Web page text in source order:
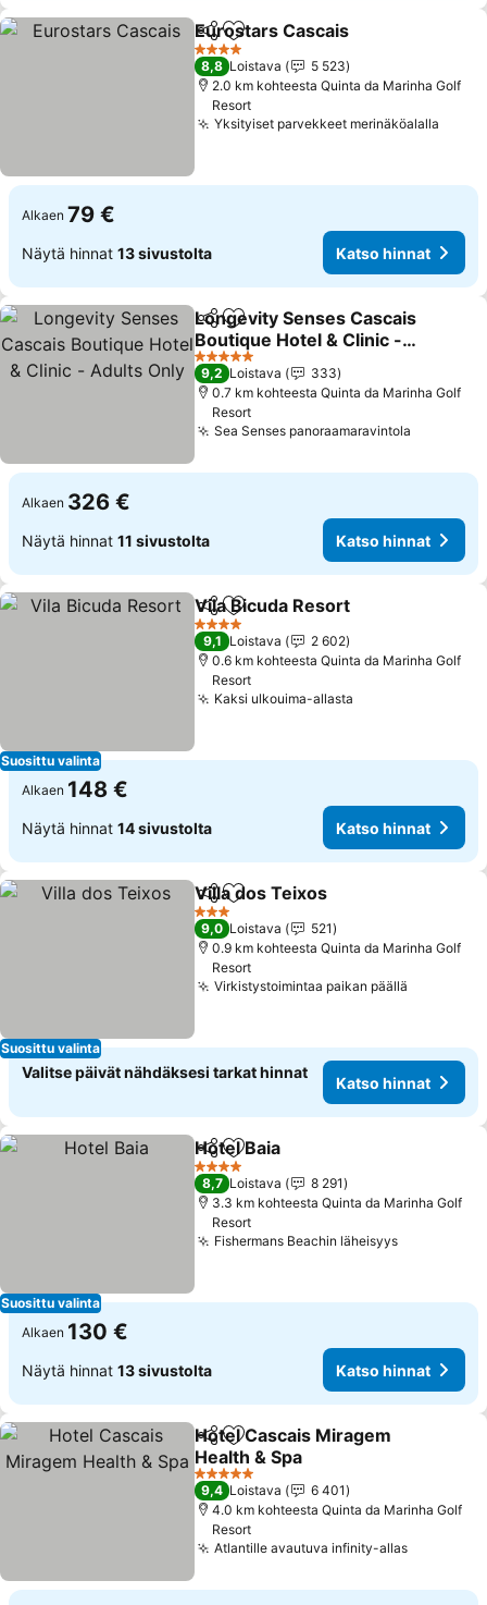
Jaa Lisää suosikkeihin
Eurostars Cascais
4 Tähtiluokitus
8,8 Loistava
5 523
2.0 km kohteesta Quinta da Marinha Golf
Resort
Yksityiset parvekkeet merinäköalalla
Alkaen 79 €
Näytä hinnat 13 sivustolta Katso hinnat
Jaa Lisää suosikkeihin
Longevity Senses Cascais
Boutique Hotel & Clinic -
Adults Only
Katso hinnat
5 Tähtiluokitus
9,2 Loistava
333
0.7 km kohteesta Quinta da Marinha Golf
Resort
Sea Senses panoraamaravintola
Alkaen 326 €
Näytä hinnat 11 sivustolta Katso hinnat
Suosittu valinta
Jaa Lisää suosikkeihin
Vila Bicuda Resort
4 Tähtiluokitus
9,1 Loistava
2 602
0.6 km kohteesta Quinta da Marinha Golf
Resort
Kaksi ulkouima-allasta
Alkaen 148 €
Näytä hinnat 14 sivustolta Katso hinnat
Suosittu valinta
Jaa Lisää suosikkeihin
Villa dos Teixos
3 Tähtiluokitus
9,0 Loistava
521
0.9 km kohteesta Quinta da Marinha Golf
Resort
Virkistystoimintaa paikan päällä
Valitse päivät nähdäksesi tarkat hinnat
Katso hinnat
Suosittu valinta
Jaa Lisää suosikkeihin
Hotel Baia
4 Tähtiluokitus
8,7 Loistava
8 291
3.3 km kohteesta Quinta da Marinha Golf
Resort
Fishermans Beachin läheisyysKatso
Alkaen 130 €
Näytä hinnat 13 sivustolta Katso hinnat
Jaa Lisää suosikkeihin
Hotel Cascais Miragem
Health & Spa
Katso hinnat
5 Tähtiluokitus
9,4 Loistava
6 401
4.0 km kohteesta Quinta da Marinha Golf
Resort
Atlantille avautuva infinity-allasKatso